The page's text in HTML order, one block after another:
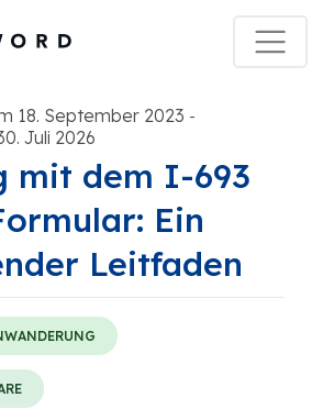
18. September 2023 -
Juli 2026
mit dem I-693
Ein
Leitfaden